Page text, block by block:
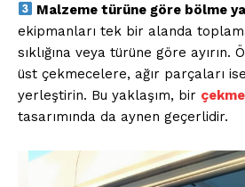
Malzeme türüne göre bölme
ekipmanları tek bir alanda
sıklığına veya türüne göre ayırın.
üst çekmecelere, ağır parçaları
yerleştirin. Bu yaklaşım, bir
tasarımında da aynen geçerlidir.